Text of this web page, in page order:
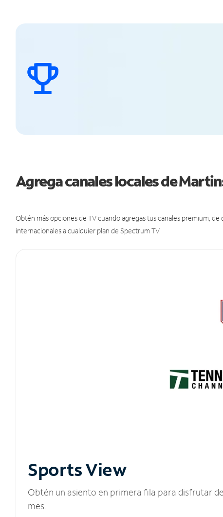
Agrega canales locales de
Obtén más opciones de TV cuando agregas tus canales premium,
internacionales a cualquier plan de Spectrum TV.
Sports View
Obtén un asiento en primera fila para disfrutar
mes.